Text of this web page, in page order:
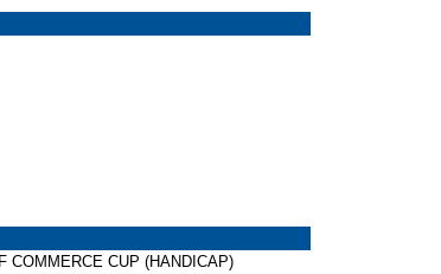
COMMERCE CUP (HANDICAP)